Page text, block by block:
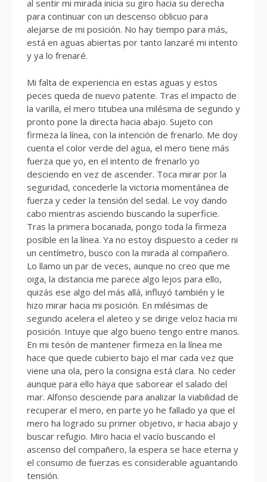
al sentir mi mirada inicia su giro hacia su derecha
para continuar con un descenso oblicuo para
alejarse de mi posición. No hay tiempo para más,
está en aguas abiertas por tanto lanzaré mi intento
y ya lo frenaré.
Mi falta de experiencia en estas aguas y estos
peces queda de nuevo patente. Tras el impacto de
la varilla, el mero titubea una milésima de segundo y
pronto pone la directa hacia abajo. Sujeto con
firmeza la línea, con la intención de frenarlo. Me doy
cuenta el color verde del agua, el mero tiene más
fuerza que yo, en el intento de frenarlo yo
desciendo en vez de ascender. Toca mirar por la
seguridad, concederle la victoria momentánea de
fuerza y ceder la tensión del sedal. Le voy dando
cabo mientras asciendo buscando la superficie.
Tras la primera bocanada, pongo toda la firmeza
posible en la línea. Ya no estoy dispuesto a ceder ni
un centímetro, busco con la mirada al compañero.
Lo llamo un par de veces, aunque no creo que me
oiga, la distancia me parece algo lejos para ello,
quizás ese algo del más allá, influyó también y le
hizo mirar hacia mi posición. En milésimas de
segundo acelera el aleteo y se dirige veloz hacia mi
posición. Intuye que algo bueno tengo entre manos.
En mi tesón de mantener firmeza en la línea me
hace que quede cubierto bajo el mar cada vez que
viene una ola, pero la consigna está clara. No ceder
aunque para ello haya que saborear el salado del
mar. Alfonso desciende para analizar la viabilidad de
recuperar el mero, en parte yo he fallado ya que el
mero ha logrado su primer objetivo, ir hacia abajo y
buscar refugio. Miro hacia el vacío buscando el
ascenso del compañero, la espera se hace eterna y
el consumo de fuerzas es considerable aguantando
tensión.